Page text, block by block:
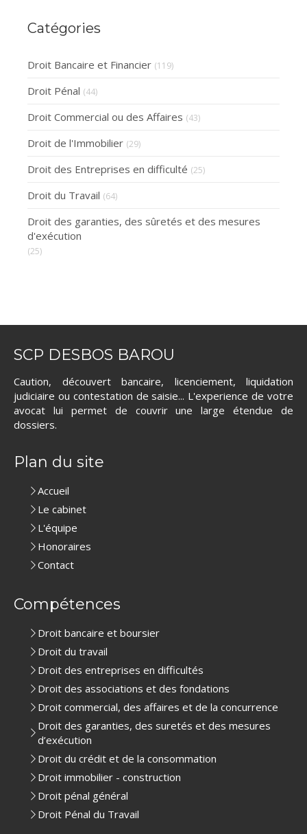
Catégories
Droit Bancaire et Financier (119)
Droit Pénal (44)
Droit Commercial ou des Affaires (43)
Droit de l'Immobilier (29)
Droit des Entreprises en difficulté (25)
Droit du Travail (64)
Droit des garanties, des sûretés et des mesures
d'exécution
(25)
SCP DESBOS BAROU
Caution, découvert bancaire, licenciement, liquidation
judiciaire ou contestation de saisie... L'experience de votre
avocat lui permet de couvrir une large étendue de
dossiers.
Plan du site
Accueil
Le cabinet
L'équipe
Honoraires
Contact
Compétences
Droit bancaire et boursier
Droit du travail
Droit des entreprises en difficultés
Droit des associations et des fondations
Droit commercial, des affaires et de la concurrence
Droit des garanties, des suretés et des mesures
d’exécution
Droit du crédit et de la consommation
Droit immobilier - construction
Droit pénal général
Droit Pénal du Travail